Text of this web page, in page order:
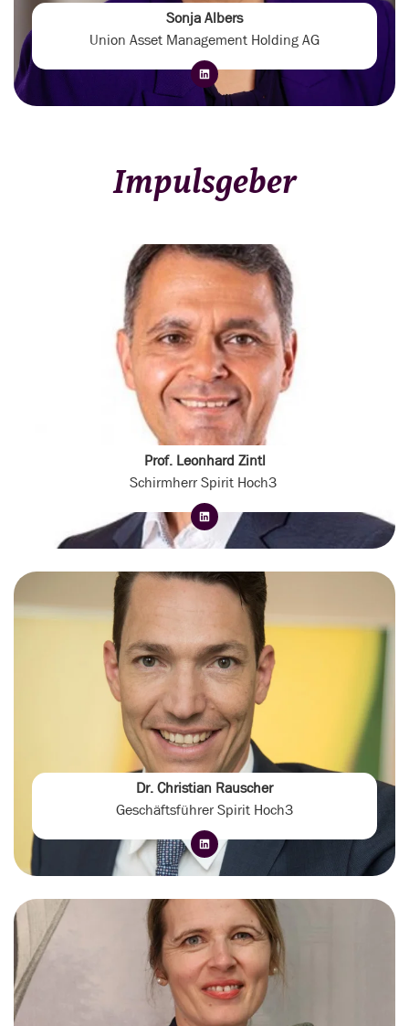
Sonja Albers
Union Asset Management Holding AG
Impulsgeber
Prof. Leonhard Zintl
Schirmherr Spirit Hoch3
Dr. Christian Rauscher
Geschäftsführer Spirit Hoch3